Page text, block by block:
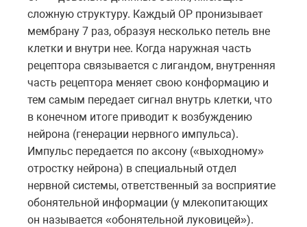
сложную структуру. Каждый ОР пронизывает
мембрану 7 раз, образуя несколько петель вне
клетки и внутри нее. Когда наружная часть
рецептора связывается с лигандом, внутренняя
часть рецептора меняет свою конформацию и
тем самым передает сигнал внутрь клетки, что
в конечном итоге приводит к возбуждению
нейрона (генерации нервного импульса).
Импульс передается по аксону («выходному»
отростку нейрона) в специальный отдел
нервной системы, ответственный за восприятие
обонятельной информации (у млекопитающих
он называется «обонятельной луковицей»).